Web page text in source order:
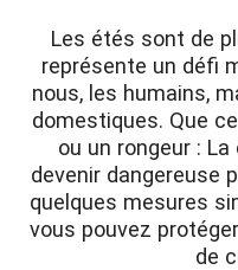
Les étés sont de
représente un défi
nous, les humains,
domestiques. Que
ou un rongeur :
devenir dangereuse
quelques mesures
vous pouvez
de